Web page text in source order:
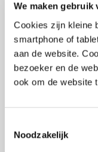
We maken gebruik
Cookies zijn kleine
smartphone of
aan de website.
bezoeker en de
ook om de website
Noodzakelijk
Sessie 4:
1 oktober 2026 - 9.00
Strategisch luik:
Oriëntatie van het
overdrachtsklaar?
Sessie 5: Rol van